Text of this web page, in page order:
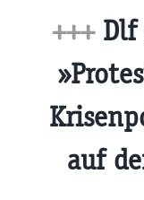
+++Dlf
auf